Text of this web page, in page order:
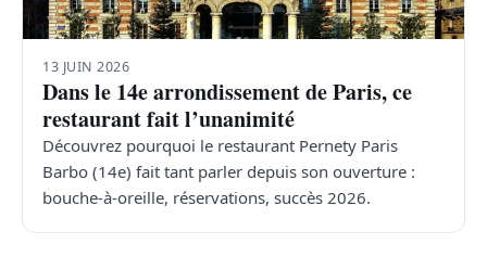
13 JUIN 2026
Dans le 14e arrondissement de Paris, ce
restaurant fait l’unanimité
Découvrez pourquoi le restaurant Pernety Paris
Barbo (14e) fait tant parler depuis son ouverture :
bouche-à-oreille, réservations, succès 2026.